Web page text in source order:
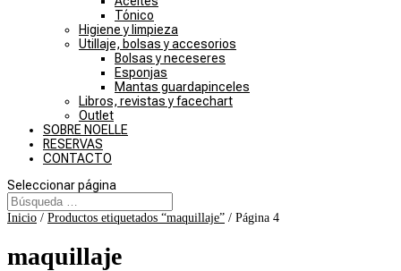
Tónico
Higiene y limpieza
Utillaje, bolsas y accesorios
Bolsas y neceseres
Esponjas
Mantas guardapinceles
Libros, revistas y facechart
Outlet
SOBRE NOELLE
RESERVAS
CONTACTO
Seleccionar página
Inicio / Productos etiquetados “maquillaje” / Página 4
maquillaje